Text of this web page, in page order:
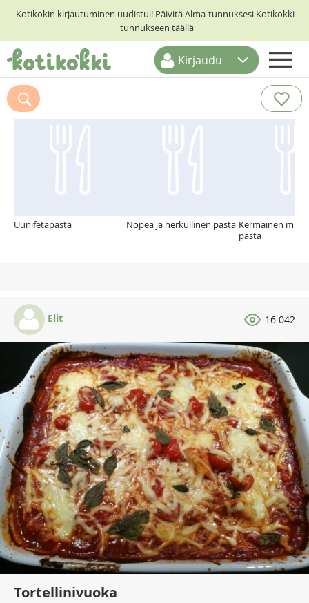
Kotikokin kirjautuminen uudistui! Päivitä Alma-tunnuksesi Kotikokki-
tunnukseen täällä
ETUSIVU
RESEPTIHAKU
Kirjaudu
Suosittelemme myös
Uunifetapasta Nopea ja herkullinen pasta Kermainen
pasta
Elit 16 042
Tortellinivuoka